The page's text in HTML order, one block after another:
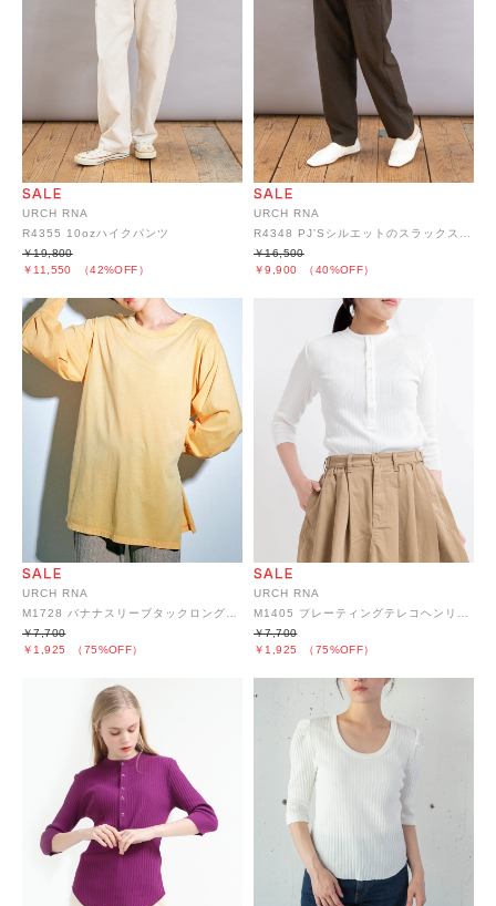
URCH RNA
R4355 10ozハイクパンツ
￥11,550 （42%OFF）
￥19,800
URCH RNA
R4348 PJ’Sシルエットのスラックスパンツ
￥9,900 （40%OFF）
￥16,500
URCH RNA
￥1,925 （75%OFF）
￥7,700
URCH RNA
￥1,925 （75%OFF）
￥7,700